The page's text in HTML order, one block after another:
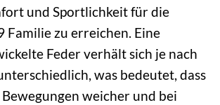
und Sportlichkeit für die
Familie zu erreichen. Eine
Feder verhält sich je nach
was bedeutet, dass
weicher und bei